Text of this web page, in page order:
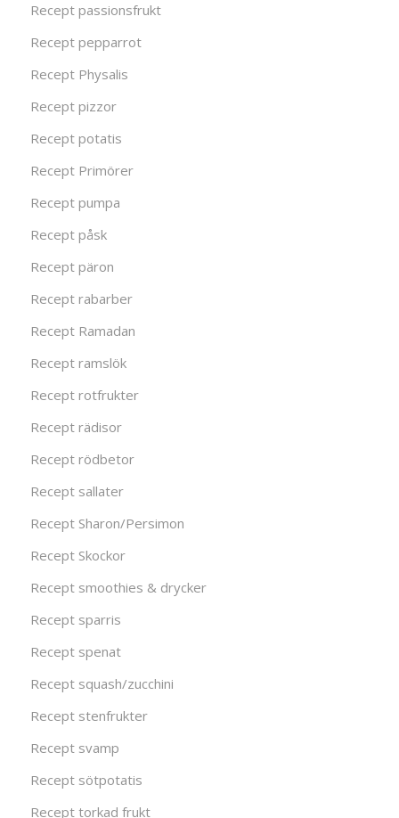
Recept passionsfrukt
Recept pepparrot
Recept Physalis
Recept pizzor
Recept potatis
Recept Primörer
Recept pumpa
Recept påsk
Recept päron
Recept rabarber
Recept Ramadan
Recept ramslök
Recept rotfrukter
Recept rädisor
Recept rödbetor
Recept sallater
Recept Sharon/Persimon
Recept Skockor
Recept smoothies & drycker
Recept sparris
Recept spenat
Recept squash/zucchini
Recept stenfrukter
Recept svamp
Recept sötpotatis
Recept torkad frukt